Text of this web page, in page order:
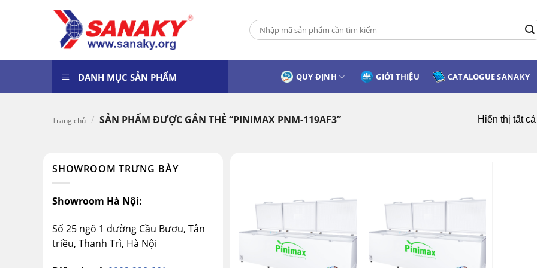
Tìm
kiếm:
DANH MỤC SẢN PHẨM QUY ĐỊNH GIỚI THIỆU CATALOGUE SANAKY
Trang chủ / SẢN PHẨM ĐƯỢC GẮN THẺ “PINIMAX PNM-119AF3” Hiển thị tất
SHOWROOM TRƯNG BÀY
Showroom Hà Nội:
Số 25 ngõ 1 đường Cầu Bươu, Tân
triều, Thanh Trì, Hà Nội